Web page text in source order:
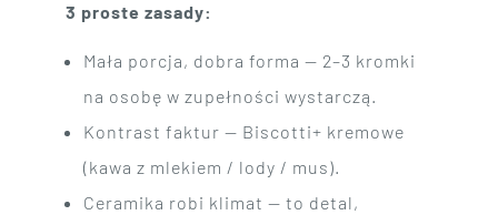
3 proste zasady:
Mała porcja, dobra forma — 2–3 kromki
na osobę w zupełności wystarczą.
Kontrast faktur — Biscotti+ kremowe
(kawa z mlekiem / lody / mus).
Ceramika robi klimat — to detal,